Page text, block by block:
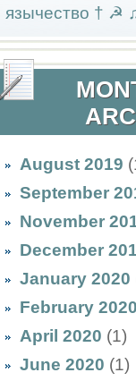
язычество † ☭
August 2019
September
November
December
January 2020
February 2020
April 2020 (1)
June 2020 (1)